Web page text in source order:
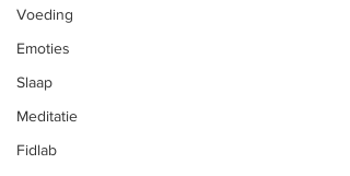
Voeding
Emoties
Slaap
Meditatie
Fidlab